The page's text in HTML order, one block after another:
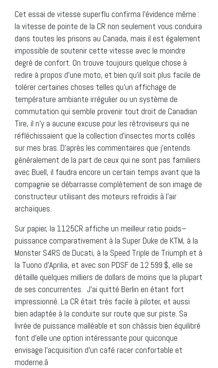
Cet essai de vitesse superflu confirma l’évidence même :
la vitesse de pointe de la CR non seulement vous conduira
dans toutes les prisons au Canada, mais il est également
impossible de soutenir cette vitesse avec le moindre
degré de confort. On trouve toujours quelque chose à
redire à propos d’une moto, et bien qu’il soit plus facile de
tolérer certaines choses telles qu’un affichage de
température ambiante irrégulier ou un système de
commutation qui semble provenir tout droit de Canadian
Tire, il n’y a aucune excuse pour les rétroviseurs qui ne
réfléchissaient que la collection d’insectes morts collés
sur mes bras. D’après les commentaires que j’entends
généralement de la part de ceux qui ne sont pas familiers
avec Buell, il faudra encore un certain temps avant que la
compagnie se débarrasse complètement de son image de
constructeur utilisant des moteurs refroidis à l’air
archaïques.
Sur papier, la 1125CR affiche un meilleur ratio poids–
puissance comparativement à la Super Duke de KTM, à la
Monster S4RS de Ducati, à la Speed Triple de Triumph et à
la Tuono d’Aprilia, et avec son PDSF de 12 599 $, elle se
détaille quelques milliers de dollars de moins que la plupart
de ses concurrentes. J’ai quitté Berlin en étant fort
impressionné. La CR était très facile à piloter, et aussi
bien adaptée à la conduite sur route que sur piste. Sa
livrée de puissance malléable et son châssis bien équilibré
font d’elle une option intéressante pour quiconque
envisage l’acquisition d’un café racer confortable et
moderne.â